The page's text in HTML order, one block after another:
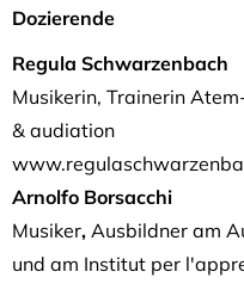
Dozierende
Regula Schwarzenbach
Musikerin, Trainerin
& audiation
Arnolfo Borsacchi
Musiker, Ausbildner am
und am Institut per